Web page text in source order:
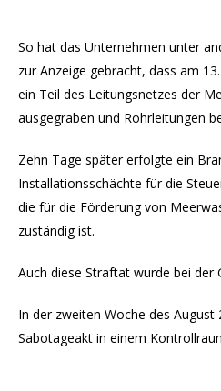
So hat das Unternehmen unter
zur Anzeige gebracht, dass am
ein Teil des Leitungsnetzes der
ausgegraben und Rohrleitungen
Zehn Tage später erfolgte ein
Installationsschächte für die
die für die Förderung von
zuständig ist.
Auch diese Straftat wurde bei der
In der zweiten Woche des
Sabotageakt in einem